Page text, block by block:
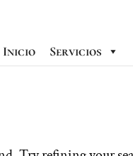
Inicio Servicios